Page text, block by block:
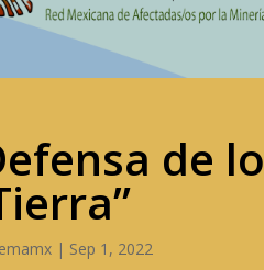
de
| Sep 1, 2022